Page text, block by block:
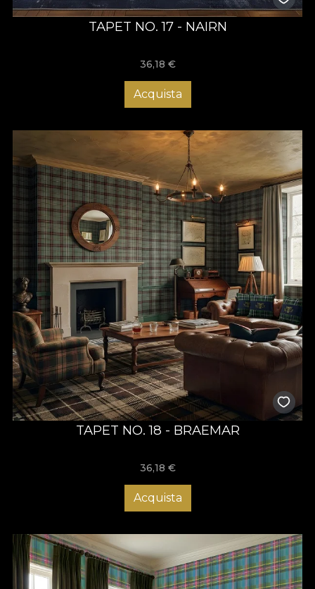
TAPET NO. 17 - NAIRN
36,18 €
Acquista
TAPET NO. 18 - BRAEMAR
36,18 €
Acquista